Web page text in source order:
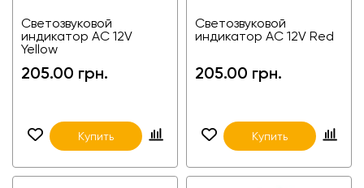
Светозвуковой
индикатор AC 12V
Yellow
205.00 грн.
Купить
Светозвуковой
индикатор AC 12V Red
205.00 грн.
Купить